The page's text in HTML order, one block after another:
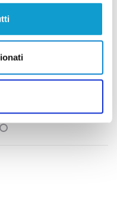
ancora bloccati
decide il